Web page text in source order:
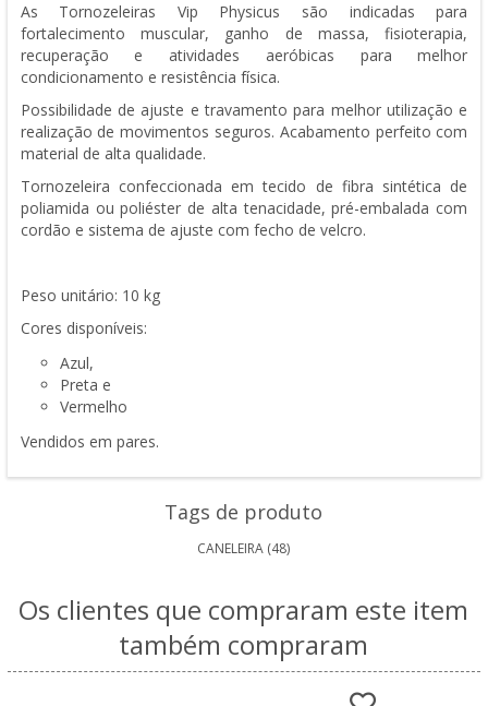
As Tornozeleiras Vip Physicus são indicadas para
fortalecimento muscular, ganho de massa, fisioterapia,
recuperação e atividades aeróbicas para melhor
condicionamento e resistência física.
Possibilidade de ajuste e travamento para melhor utilização e
realização de movimentos seguros. Acabamento perfeito com
material de alta qualidade.
Tornozeleira confeccionada em tecido de fibra sintética de
poliamida ou poliéster de alta tenacidade, pré-embalada com
cordão e sistema de ajuste com fecho de velcro.
Peso unitário: 10 kg
Cores disponíveis:
Azul,
Preta e
Vermelho
Vendidos em pares.
Tags de produto
CANELEIRA (48)
Os clientes que compraram este item
também compraram